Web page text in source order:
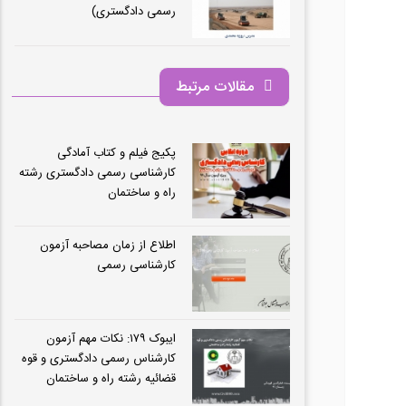
رسمی دادگستری)
مقالات مرتبط
پکیج فیلم و کتاب آمادگی
کارشناسی رسمی دادگستری رشته
راه و ساختمان
اطلاع از زمان مصاحبه آزمون
کارشناسی رسمی
ایبوک ۱۷۹: نکات مهم آزمون
کارشناس رسمی دادگستری و قوه
قضائیه رشته راه و ساختمان